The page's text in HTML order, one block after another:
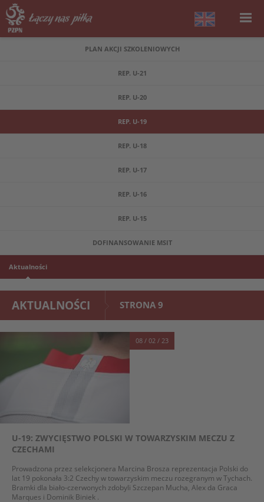
PLAN AKCJI SZKOLENIOWYCH
REP. U-21
REP. U-20
REP. U-19
REP. U-18
REP. U-17
REP. U-16
REP. U-15
DOFINANSOWANIE MSIT
Aktualności
AKTUALNOŚCI STRONA 9
08 / 02 / 23
U-19: ZWYCIĘSTWO POLSKI W TOWARZYSKIM MECZU Z
CZECHAMI
Prowadzona przez selekcjonera Marcina Brosza reprezentacja Polski do
lat 19 pokonała 3:2 Czechy w towarzyskim meczu rozegranym w Tychach.
Bramki dla biało-czerwonych zdobyli Szczepan Mucha, Alex da Graca
Marques i Dominik Biniek .